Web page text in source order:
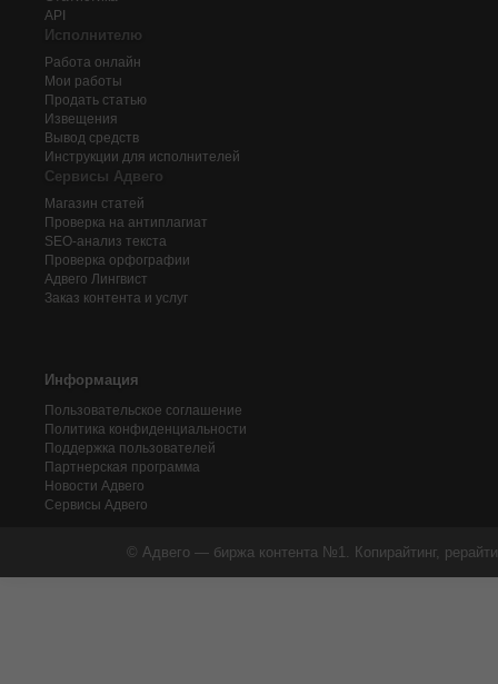
API
Исполнителю
Работа онлайн
Мои работы
Продать статью
Извещения
Вывод средств
Инструкции для исполнителей
Сервисы Адвего
Магазин статей
Проверка на антиплагиат
SEO-анализ текста
Проверка орфографии
Адвего Лингвист
Заказ контента и услуг
Информация
Пользовательское соглашение
Политика конфиденциальности
Поддержка пользователей
Партнерская программа
Новости Адвего
Сервисы Адвего
© Адвего — биржа контента №1. Копирайтинг,